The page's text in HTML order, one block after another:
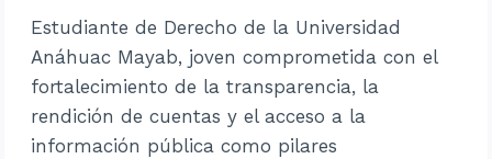
Estudiante de Derecho de la Universidad
Anáhuac Mayab, joven comprometida con el
fortalecimiento de la transparencia, la
rendición de cuentas y el acceso a la
información pública como pilares